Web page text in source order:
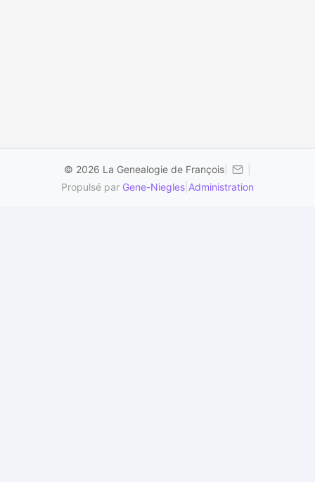
© 2026 La Genealogie de François
Propulsé par Gene-Niegles Administration